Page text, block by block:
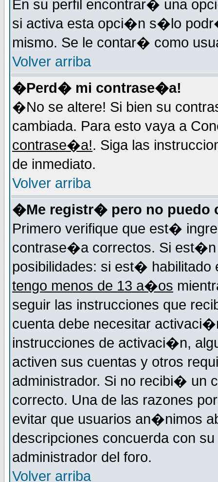
En su perfil encontrar� una
si activa esta opci�n s�lo
mismo. Se le contar� como
Volver arriba
�Perd� mi contrase�a!
�No se altere! Si bien su
cambiada. Para esto vaya a
contrase�a!. Siga las
de inmediato.
Volver arriba
�Me registr� pero no puedo
Primero verifique que est�
contrase�a correctos. Si est�n
posibilidades: si est�
tengo menos de 13 a�os
seguir las instrucciones que
cuenta debe necesitar
instrucciones de activaci�n,
activen sus cuentas y otros
administrador. Si no recibi� un
correcto. Una de las razones
evitar que usuarios an�nimos
descripciones concuerda con
administrador del foro.
Volver arriba